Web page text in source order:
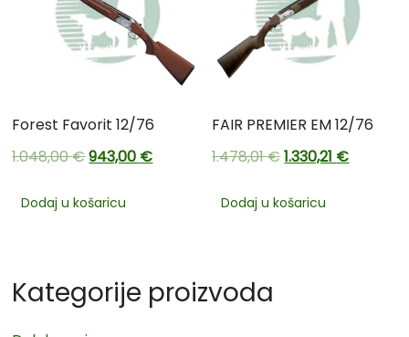
Forest Favorit 12/76
1.048,00€943,00 €
Dodaj u košaricu
FAIR PREMIER EM 12/76
1.478,01€1.330,21 €
Dodaj u košaricu
Kategorije proizvoda